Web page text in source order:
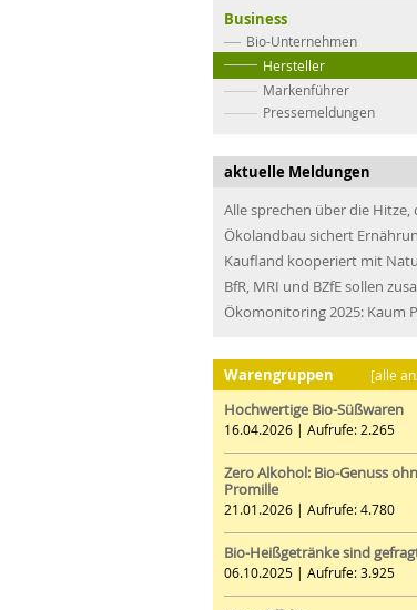
Business
Bio-Unternehmen
Hersteller
Markenführer
Pressemeldungen
aktuelle Meldungen
Alle sprechen über die
Ökolandbau sichert
Kaufland kooperiert mit
BfR, MRI und BZfE sollen
Ökomonitoring 2025: Kaum
Warengruppen [alle
Hochwertige Bio-Süßwaren
16.04.2026 | Aufrufe: 2.265
Zero Alkohol: Bio-Genuss
Promille
21.01.2026 | Aufrufe: 4.780
Bio-Heißgetränke sind
06.10.2025 | Aufrufe: 3.925